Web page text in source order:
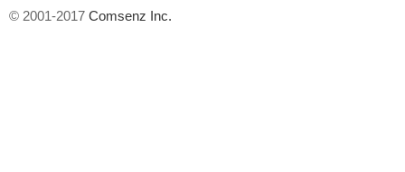
© 2001-2017 Comsenz Inc.